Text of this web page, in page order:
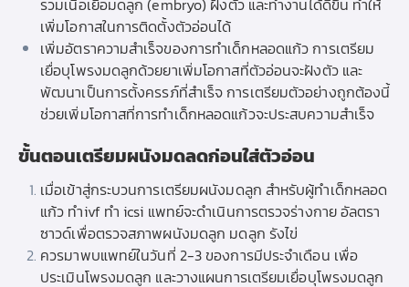
รวมเนื้อเยื่อมดลูก (embryo) ฝังตัว และทำงานได้ดีขึ้น ทำให้
เพิ่มโอกาสในการติดตั้งตัวอ่อนได้
เพิ่มอัตราความสำเร็จของการทำเด็กหลอดแก้ว การเตรียม
เยื่อบุโพรงมดลูกด้วยยาเพิ่มโอกาสที่ตัวอ่อนจะฝังตัว และ
พัฒนาเป็นการตั้งครรภ์ที่สำเร็จ การเตรียมตัวอย่างถูกต้องนี้
ช่วยเพิ่มโอกาสที่การทำเด็กหลอดแก้วจะประสบความสำเร็จ
ขั้นตอนเตรียมผนังมดลดก่อนใส่ตัวอ่อน
เมื่อเข้าสู่กระบวนการเตรียมผนังมดลูก สำหรับผู้ทำเด็กหลอด
แก้ว ทำivf ทำ icsi แพทย์จะดำเนินการตรวจร่างกาย อัลตรา
ซาวด์เพื่อตรวจสภาพผนังมดลูก มดลูก รังไข่
ควรมาพบแพทย์ในวันที่ 2-3 ของการมีประจำเดือน เพื่อ
ประเมินโพรงมดลูก และวางแผนการเตรียมเยื่อบุโพรงมดลูก